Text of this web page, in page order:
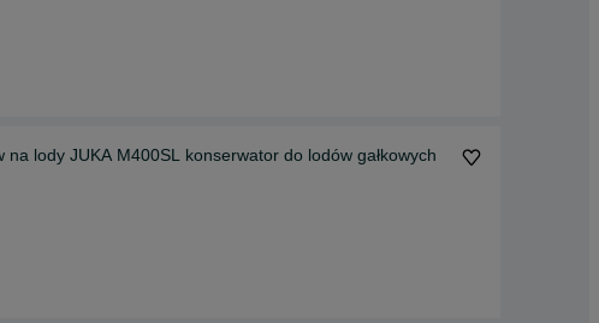
lody JUKA M400SL konserwator do lodów gałkowych